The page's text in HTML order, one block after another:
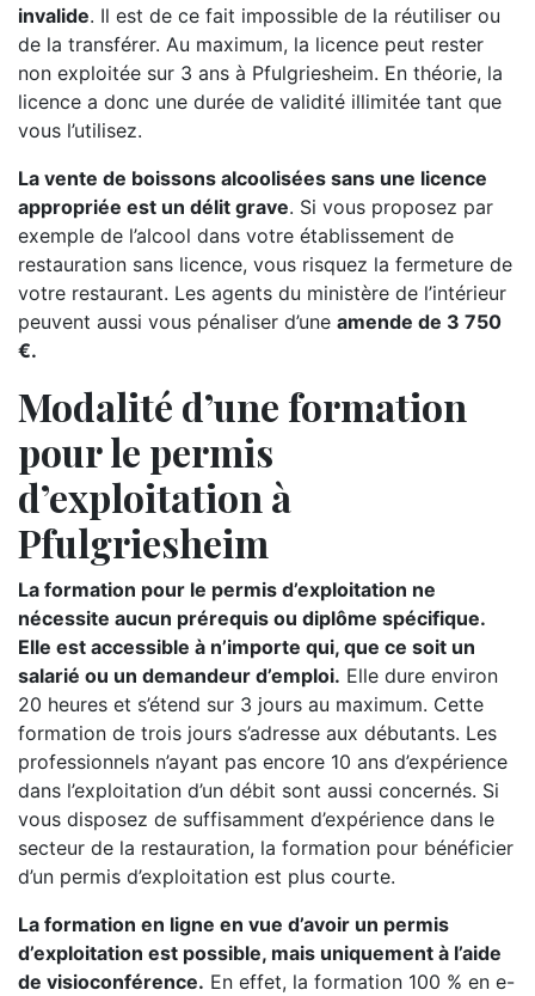
invalide. Il est de ce fait impossible de la réutiliser ou
de la transférer. Au maximum, la licence peut rester
non exploitée sur 3 ans à Pfulgriesheim. En théorie, la
licence a donc une durée de validité illimitée tant que
vous l’utilisez.
La vente de boissons alcoolisées sans une licence
appropriée est un délit grave. Si vous proposez par
exemple de l’alcool dans votre établissement de
restauration sans licence, vous risquez la fermeture de
votre restaurant. Les agents du ministère de l’intérieur
peuvent aussi vous pénaliser d’une amende de 3 750
€.
Modalité d’une formation
pour le permis
d’exploitation à
Pfulgriesheim
La formation pour le permis d’exploitation ne
nécessite aucun prérequis ou diplôme spécifique.
Elle est accessible à n’importe qui, que ce soit un
salarié ou un demandeur d’emploi. Elle dure environ
20 heures et s’étend sur 3 jours au maximum. Cette
formation de trois jours s’adresse aux débutants. Les
professionnels n’ayant pas encore 10 ans d’expérience
dans l’exploitation d’un débit sont aussi concernés. Si
vous disposez de suffisamment d’expérience dans le
secteur de la restauration, la formation pour bénéficier
d’un permis d’exploitation est plus courte.
La formation en ligne en vue d’avoir un permis
d’exploitation est possible, mais uniquement à l’aide
de visioconférence. En effet, la formation 100 % en e-